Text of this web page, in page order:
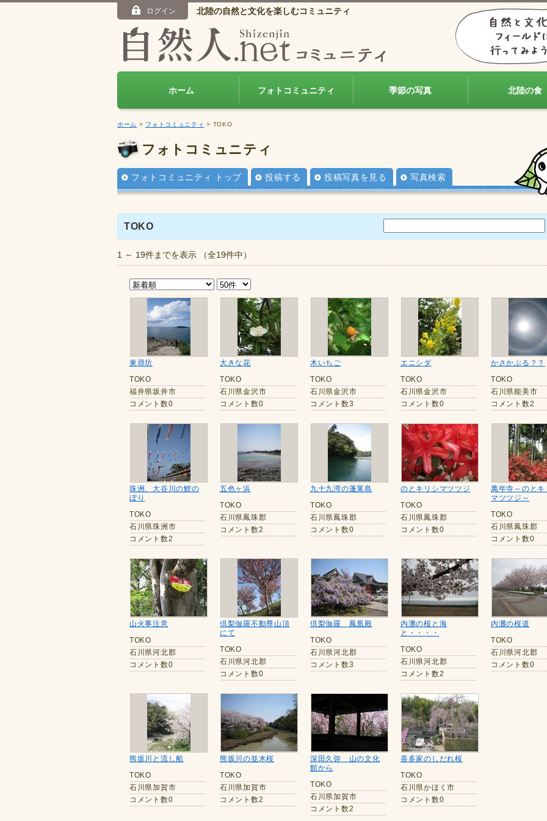
ログイン 北陸の自然と文化を楽しむコミュニティ
ホーム フォトコミュニティ 季節の写真 北陸の食
ホーム > フォトコミュニティ > TOKO
フォトコミュニティ
フォトコミュニティ トップ 投稿する 投稿写真を見る 写真検索
TOKO
1 ～ 19件までを表示 （全19件中）
東尋坊
TOKO
福井県坂井市
コメント数0
大きな花
TOKO
石川県金沢市
コメント数0
木いちご
TOKO
石川県金沢市
コメント数3
エニシダ
TOKO
石川県金沢市
コメント数0
かさかぶる？？
TOKO
石川県能美市
コメント数2
珠洲、大谷川の鯉の
ぼり
TOKO
石川県珠洲市
コメント数2
五色ヶ浜
TOKO
石川県鳳珠郡
コメント数2
九十九湾の蓬莱島
TOKO
石川県鳳珠郡
コメント数0
のとキリシマツツジ
TOKO
石川県鳳珠郡
コメント数0
萬年寺～のとキ
マツツジ～
TOKO
石川県鳳珠郡
コメント数0
山火事注意
TOKO
石川県河北郡
コメント数0
倶梨伽羅不動尊山頂
にて
TOKO
石川県河北郡
コメント数0
倶梨伽羅 鳳凰殿
TOKO
石川県河北郡
コメント数3
内灘の桜と海
と・・・・
TOKO
石川県河北郡
コメント数2
内灘の桜道
TOKO
石川県河北郡
コメント数0
熊坂川と流し船
TOKO
石川県加賀市
コメント数0
熊坂川の並木桜
TOKO
石川県加賀市
コメント数2
深田久弥 山の文化
館から
TOKO
石川県加賀市
コメント数2
喜多家のしだれ桜
TOKO
石川県かほく市
コメント数0